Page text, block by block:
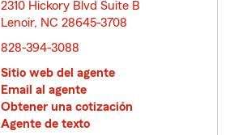
2310 Hickory Blvd Suite B
Lenoir, NC 28645-3708
828-394-3088
Sitio web del agente
Email al agente
Obtener una cotización
Agente de texto